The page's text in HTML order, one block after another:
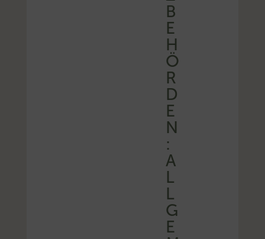
B
E
H
Ö
R
D
E
N
:
A
L
L
G
E